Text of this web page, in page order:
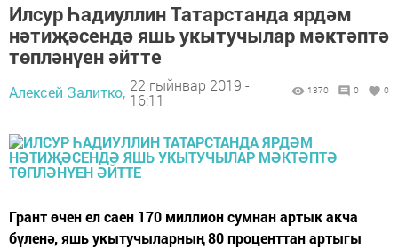
Илсур Һадиуллин Татарстанда ярдәм
нәтиҗәсендә яшь укытучылар мәктәптә
төпләнүен әйтте
Алексей Залитко, 22 гыйнвар 2019 -
16:11
1370 0 0
Грант өчен ел саен 170 миллион сумнан артык акча
бүленә, яшь укытучыларның 80 проценттан артыгы